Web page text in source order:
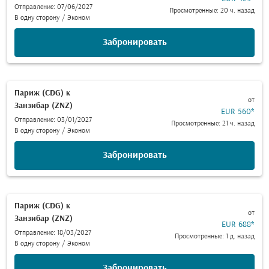
Отправление: 07/06/2027
В одну сторону / Эконом
Просмотренные: 20 ч. назад
Забронировать
Париж (CDG) к
Занзибар (ZNZ)
Отправление: 03/01/2027
В одну сторону / Эконом
от
EUR 560*
Просмотренные: 21 ч. назад
Забронировать
Париж (CDG) к
Занзибар (ZNZ)
Отправление: 18/03/2027
В одну сторону / Эконом
от
EUR 688*
Просмотренные: 1 д. назад